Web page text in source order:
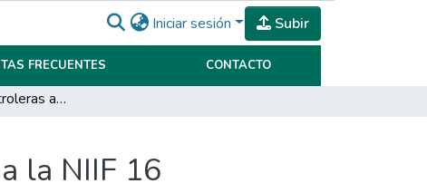
Iniciar sesión Subir
FRECUENTES CONTACTO
Adaptación de petroleras argentinas y españolas a la NIIF 16
la NIIF 16